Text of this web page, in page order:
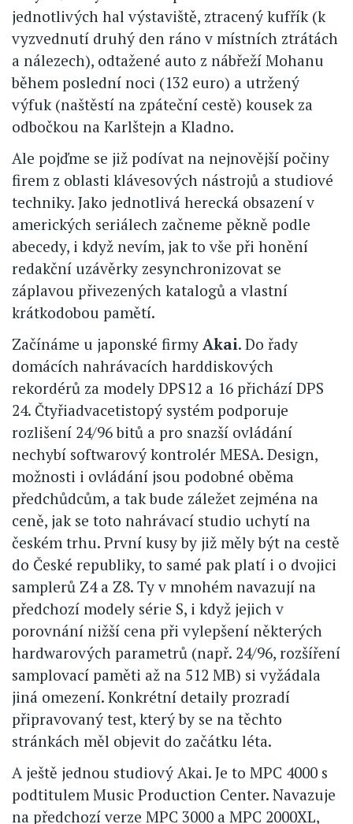
jednotlivých hal výstaviště, ztracený kufřík (k
vyzvednutí druhý den ráno v místních ztrátách
a nálezech), odtažené auto z nábřeží Mohanu
během poslední noci (132 euro) a utržený
výfuk (naštěstí na zpáteční cestě) kousek za
odbočkou na Karlštejn a Kladno.
Ale pojďme se již podívat na nejnovější počiny
firem z oblasti klávesových nástrojů a studiové
techniky. Jako jednotlivá herecká obsazení v
amerických seriálech začneme pěkně podle
abecedy, i když nevím, jak to vše při honění
redakční uzávěrky zesynchronizovat se
záplavou přivezených katalogů a vlastní
krátkodobou pamětí.
Začínáme u japonské firmy Akai. Do řady
domácích nahrávacích harddiskových
rekordérů za modely DPS12 a 16 přichází DPS
24. Čtyřiadvacetistopý systém podporuje
rozlišení 24/96 bitů a pro snazší ovládání
nechybí softwarový kontrolér MESA. Design,
možnosti i ovládání jsou podobné oběma
předchůdcům, a tak bude záležet zejména na
ceně, jak se toto nahrávací studio uchytí na
českém trhu. První kusy by již měly být na cestě
do České republiky, to samé pak platí i o dvojici
samplerů Z4 a Z8. Ty v mnohém navazují na
předchozí modely série S, i když jejich v
porovnání nižší cena při vylepšení některých
hardwarových parametrů (např. 24/96, rozšíření
samplovací paměti až na 512 MB) si vyžádala
jiná omezení. Konkrétní detaily prozradí
připravovaný test, který by se na těchto
stránkách měl objevit do začátku léta.
A ještě jednou studiový Akai. Je to MPC 4000 s
podtitulem Music Production Center. Navazuje
na předchozí verze MPC 3000 a MPC 2000XL,